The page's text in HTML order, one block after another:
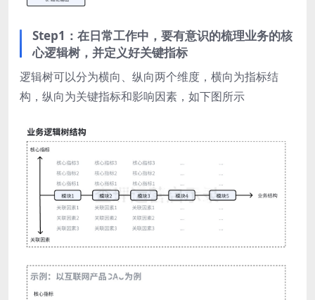
Step1：在日常工作中，要有意识的梳理业务的核
心逻辑树，并定义好关键指标
逻辑树可以分为横向、纵向两个维度，横向为指标结
构，纵向为关键指标和影响因素，如下图所示